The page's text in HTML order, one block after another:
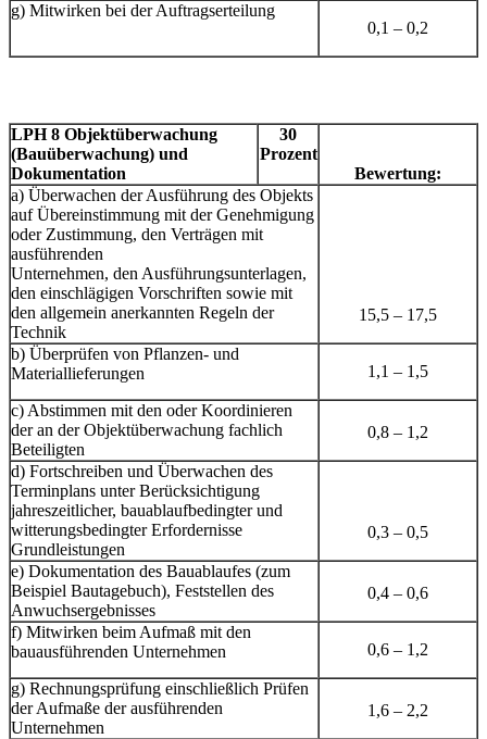
g) Mitwirken bei der Auftragserteilung
0,1 – 0,2
LPH 8 Objektüberwachung
(Bauüberwachung) und
Dokumentation
30
Prozent
Bewertung:
a) Überwachen der Ausführung des Objekts
auf Übereinstimmung mit der Genehmigung
oder Zustimmung, den Verträgen mit
ausführenden
Unternehmen, den Ausführungsunterlagen,
den einschlägigen Vorschriften sowie mit
den allgemein anerkannten Regeln der
Technik
15,5 – 17,5
b) Überprüfen von Pflanzen- und
Materiallieferungen
1,1 – 1,5
c) Abstimmen mit den oder Koordinieren
der an der Objektüberwachung fachlich
Beteiligten
0,8 – 1,2
d) Fortschreiben und Überwachen des
Terminplans unter Berücksichtigung
jahreszeitlicher, bauablaufbedingter und
witterungsbedingter Erfordernisse
Grundleistungen
0,3 – 0,5
e) Dokumentation des Bauablaufes (zum
Beispiel Bautagebuch), Feststellen des
Anwuchsergebnisses
0,4 – 0,6
f) Mitwirken beim Aufmaß mit den
bauausführenden Unternehmen
0,6 – 1,2
g) Rechnungsprüfung einschließlich Prüfen
der Aufmaße der ausführenden
Unternehmen
1,6 – 2,2